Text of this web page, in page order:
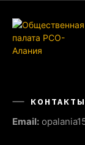
КОНТАКТЫ
Email: